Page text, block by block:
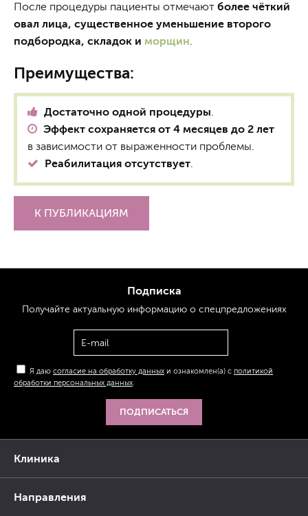
После процедуры пациенты отмечают более чёткий
овал лица, существенное уменьшение второго
подбородка, складок и морщин
Преимущества:
Достаточно одной процедуры
Эффект сохраняется от 4 месяцев до 2 лет
в зависимости от выраженности проблемы.
Реабилитация отсутствует
К ПУБЛИКАЦИЯМ
Клиника
Направления
Подписка
Получайте актуальнуюинформациюо спецпредложениях
Я даю согласие на обработку данных и ознакомлен(а) с политикой
обработки персональных данных
ПОДПИСАТЬСЯ